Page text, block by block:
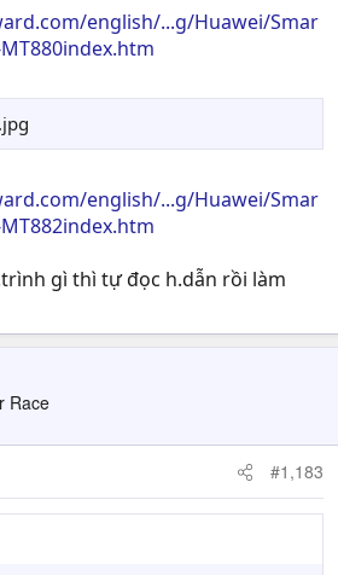
english/...g/Huawei/Smar
english/...g/Huawei/Smar
gì thì tự đọc h.dẫn rồi làm
Race
#1,183